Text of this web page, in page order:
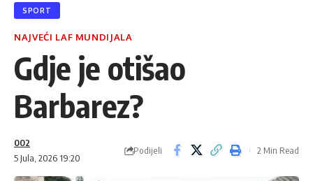
SPORT
NAJVEĆI LAF MUNDIJALA
Gdje je otišao
Barbarez?
5 Jula, 2026 19:20
002
Podijeli 2 Min Read